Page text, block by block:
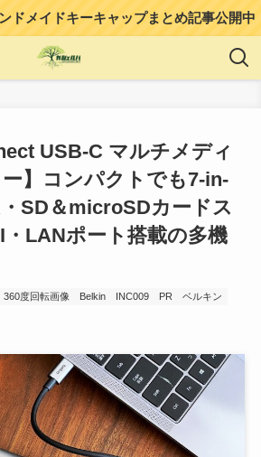
ドメイドキーキャップまとめ記事公開中
USB-C マルチメディ
】コンパクトでも7-in-
SD＆microSDカードス
・LANポート搭載の多機
360度回転画像 Belkin INC009 PR ベルキン